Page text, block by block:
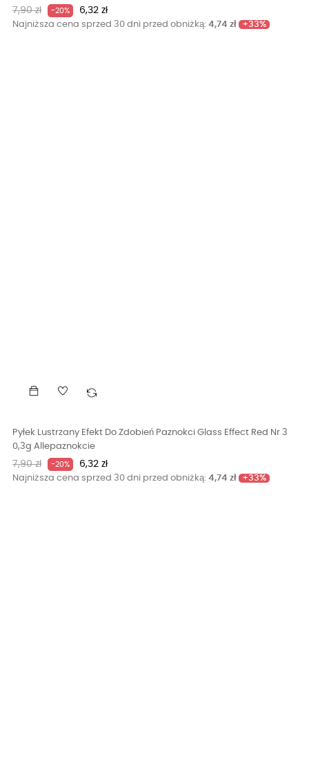
Cena
podstawowa
7,90 zł -20% Cena
6,32 zł
Najniższa cena sprzed 30 dni przed obniżką: 4,74 zł +33%
Pyłek Lustrzany Efekt Do Zdobień Paznokci Glass Effect Red Nr 3
0,3g Allepaznokcie
Cena
podstawowa
7,90 zł -20% Cena
6,32 zł
Najniższa cena sprzed 30 dni przed obniżką: 4,74 zł +33%